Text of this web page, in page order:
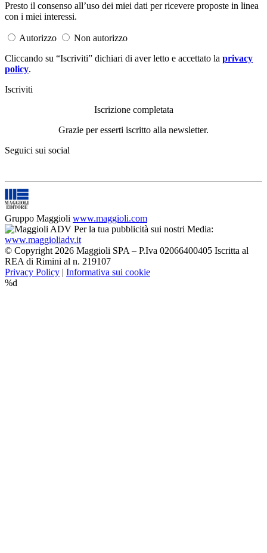
Presto il consenso all’uso dei miei dati per ricevere proposte in linea
con i miei interessi.
Autorizzo
Non autorizzo
Cliccando su “Iscriviti” dichiari di aver letto e accettato la privacy
policy.
Iscriviti
Iscrizione completata
Grazie per esserti iscritto alla newsletter.
Seguici sui social
Gruppo Maggioli www.maggioli.com
Per la tua pubblicità sui nostri Media:
www.maggioliadv.it
© Copyright 2026 Maggioli SPA – P.Iva 02066400405 Iscritta al
REA di Rimini al n. 219107
Privacy Policy | Informativa sui cookie
%d